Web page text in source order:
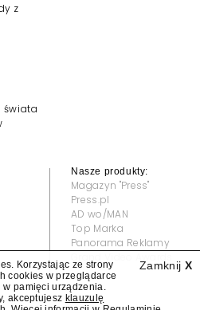
z
świata
Nasze produkty:
Magazyn "Press"
Press.pl
AD wo/MAN
Top Marka
Panorama Reklamy
Zamknij X
Korzystając ze strony
cookies w przeglądarce
pamięci urządzenia.
akceptujesz klauzulę